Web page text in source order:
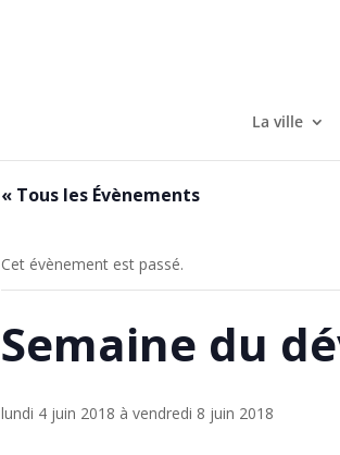
La ville
« Tous les Évènements
Cet évènement est passé.
Semaine du
lundi 4 juin 2018 à vendredi 8 juin 2018